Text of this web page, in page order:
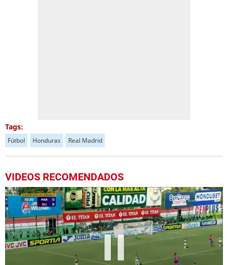
Tags:
Fútbol Honduras Real Madrid
VIDEOS RECOMENDADOS